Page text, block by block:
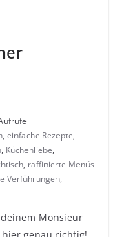
, einfache Rezepte,
, Küchenliebe,
, raffinierte Menüs
Verführungen,
Monsieur